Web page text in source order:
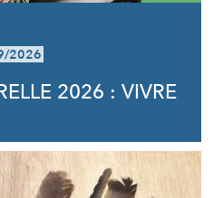
2026
2026 : VIVRE